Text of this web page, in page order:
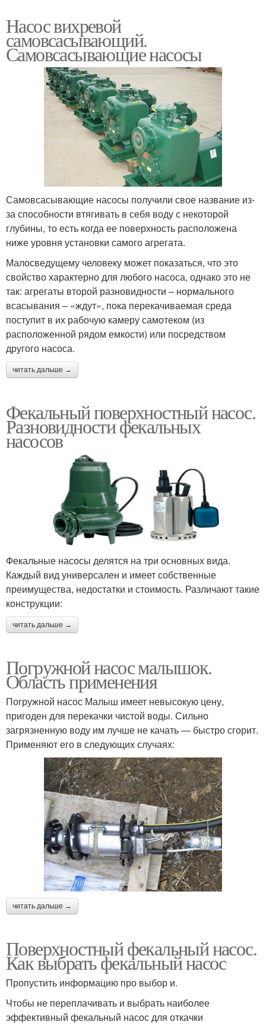
Насос вихревой
самовсасывающий.
Самовсасывающие насосы
Самовсасывающие насосы получили свое название из-
за способности втягивать в себя воду с некоторой
глубины, то есть когда ее поверхность расположена
ниже уровня установки самого агрегата.
Малосведущему человеку может показаться, что это
свойство характерно для любого насоса, однако это не
так: агрегаты второй разновидности – нормального
всасывания – «ждут», пока перекачиваемая среда
поступит в их рабочую камеру самотеком (из
расположенной рядом емкости) или посредством
другого насоса.
читать дальше →
Фекальный поверхностный насос.
Разновидности фекальных
насосов
Фекальные насосы делятся на три основных вида.
Каждый вид универсален и имеет собственные
преимущества, недостатки и стоимость. Различают такие
конструкции:
читать дальше →
Погружной насос малышок.
Область применения
Погружной насос Малыш имеет невысокую цену,
пригоден для перекачки чистой воды. Сильно
загрязненную воду им лучше не качать — быстро сгорит.
Применяют его в следующих случаях:
читать дальше →
Поверхностный фекальный насос.
Как выбрать фекальный насос
Пропустить информацию про выбор и.
Чтобы не переплачивать и выбрать наиболее
эффективный фекальный насос для откачки